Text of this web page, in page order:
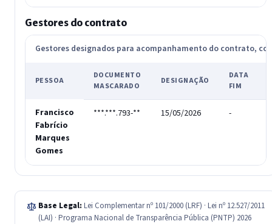
Gestores do contrato
Gestores designados para acompanhamento do contrato,
PESSOA
DOCUMENTO
MASCARADO
DESIGNAÇÃO
DATA
FIM
Francisco
Fabrício
Marques
Gomes
***.***.793-** 15/05/2026 -
Base Legal: Lei Complementar nº 101/2000 (LRF) · Lei nº 12.527/2011
(LAI) · Programa Nacional de Transparência Pública (PNTP) 2026